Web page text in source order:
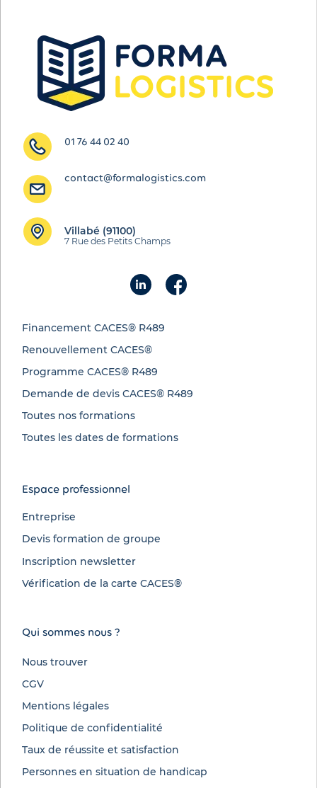
Financement CACES® R489
Renouvellement CACES®
Programme CACES® R489
Demande de devis CACES® R489
Toutes nos formations
Toutes les dates de formations
Qui sommes nous ?
Nous trouver
CGV
Mentions légales
Politique de confidentialité
Taux de réussite et satisfaction
Personnes en situation de handicap
Espace professionnel
Entreprise
Devis formation de groupe
Inscription newsletter
Vérification de la carte CACES®
01 76 44 02 40
contact@formalogistics.com
Villabé (91100)
7 Rue des Petits Champs